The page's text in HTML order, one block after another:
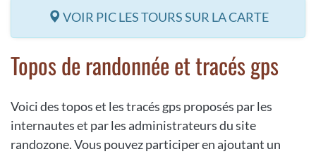
VOIR PIC LES TOURS SUR LA CARTE
Topos de randonnée et tracés gps
Voici des topos et les tracés gps proposés par les
internautes et par les administrateurs du site
randozone. Vous pouvez participer en ajoutant un